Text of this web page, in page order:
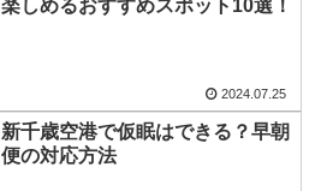
楽しめるおすすめスポット10選！
2024.07.25
新千歳空港で仮眠はできる？早朝
便の対応方法